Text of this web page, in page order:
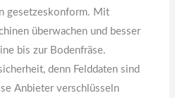
gesetzeskonform. Mit
überwachen und besser
bis zur Bodenfräse.
denn Felddaten sind
Anbieter verschlüsseln